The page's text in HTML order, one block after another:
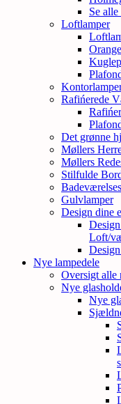
Se
Loftlamper
Rafińerede
Det grønne
Møllers
Møllers
Stilfulde
Gulvlamper
Design dine
Loft/
Nye lampedele
Oversigt alle
Nye
Nye